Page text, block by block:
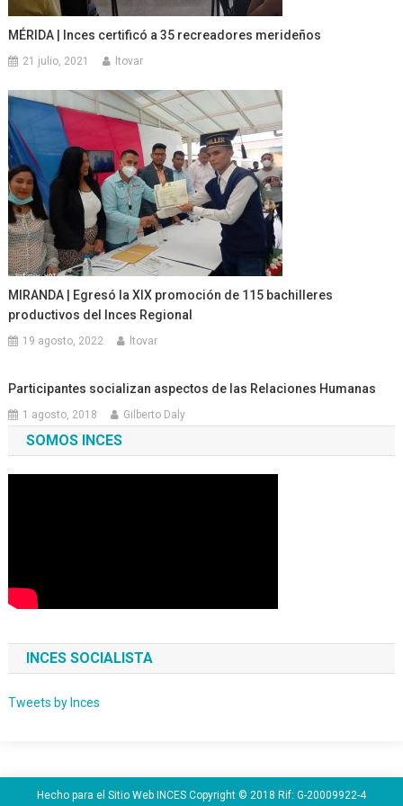
MÉRIDA | Inces certificó a 35 recreadores merideños
21 julio, 2021 ltovar
MIRANDA | Egresó la XIX promoción de 115 bachilleres
productivos del Inces Regional
19 agosto, 2022 ltovar
Participantes socializan aspectos de las Relaciones Humanas
1 agosto, 2018 Gilberto Daly
SOMOS INCES
INCES SOCIALISTA
Tweets by Inces
Hecho para el Sitio Web INCES Copyright © 2018 Rif: G-20009922-4